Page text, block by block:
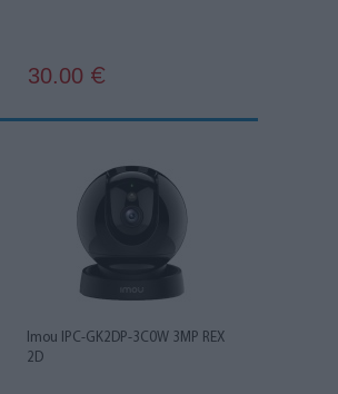
30.00 €
Imou IPC-GK2DP-3C0W 3MP REX
2D